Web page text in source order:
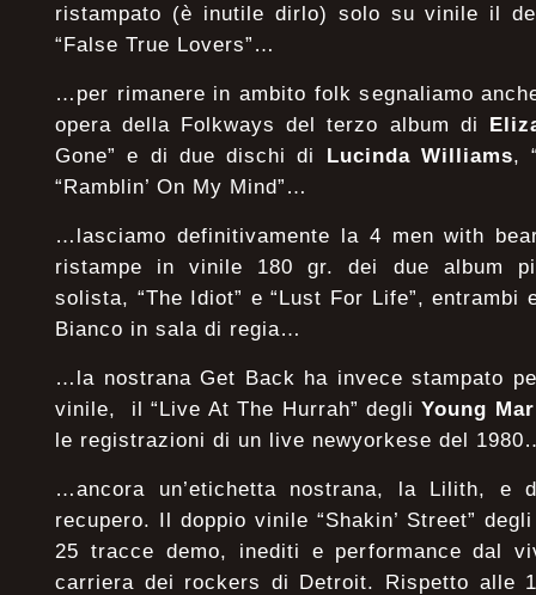
ristampato (è inutile dirlo) solo su vinile il
“False True Lovers”…
…per rimanere in ambito folk segnaliamo
opera della Folkways del terzo album di
Gone” e di due dischi di Lucinda Williams,
“Ramblin’ On My Mind”…
…lasciamo definitivamente la 4 men with
ristampe in vinile 180 gr. dei due album
solista, “The Idiot” e “Lust For Life”, entrambi
Bianco in sala di regia…
…la nostrana Get Back ha invece stampato
vinile, il “Live At The Hurrah” degliYoung
le registrazioni di un live newyorkese del
…ancora un’etichetta nostrana, la Lilith, e
recupero. Il doppio vinile “Shakin’ Street” degli
25 tracce demo, inediti e performance dal
carriera dei rockers di Detroit. Rispetto alle